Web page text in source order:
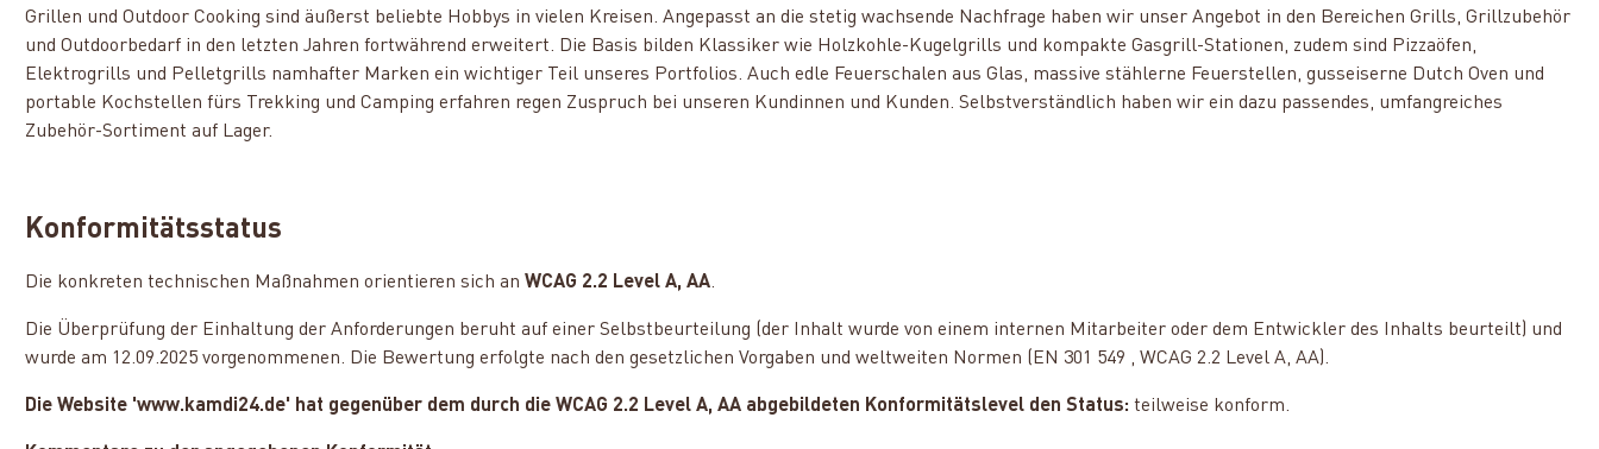
Grillen und Outdoor Cooking sind äußerst beliebte Hobbys in vielen Kreisen. Angepasst an die stetig wachsende Nachfrage haben wir unser Angebot in den Bereichen Grills, Grillzubehör
und Outdoorbedarf in den letzten Jahren fortwährend erweitert. Die Basis bilden Klassiker wie Holzkohle-Kugelgrills und kompakte Gasgrill-Stationen, zudem sind Pizzaöfen,
Elektrogrills und Pelletgrills namhafter Marken ein wichtiger Teil unseres Portfolios. Auch edle Feuerschalen aus Glas, massive stählerne Feuerstellen, gusseiserne Dutch Oven und
portable Kochstellen fürs Trekking und Camping erfahren regen Zuspruch bei unseren Kundinnen und Kunden. Selbstverständlich haben wir ein dazu passendes, umfangreiches
Zubehör-Sortiment auf Lager.
Konformitätsstatus
Die konkreten technischen Maßnahmen orientieren sich anWCAG 2.2 Level A, AA.
Die Überprüfung der Einhaltung der Anforderungen beruht auf einer Selbstbeurteilung (der Inhalt wurde von einem internen Mitarbeiter oder dem Entwickler des Inhalts beurteilt) und
wurde am 12.09.2025 vorgenommenen. Die Bewertung erfolgte nach den gesetzlichen Vorgaben und weltweiten Normen (EN 301 549 , WCAG 2.2 Level A, AA).
Die Website 'www.kamdi24.de' hat gegenüber dem durch die WCAG 2.2 Level A, AA abgebildeten Konformitätslevel den Status:teilweise konform.